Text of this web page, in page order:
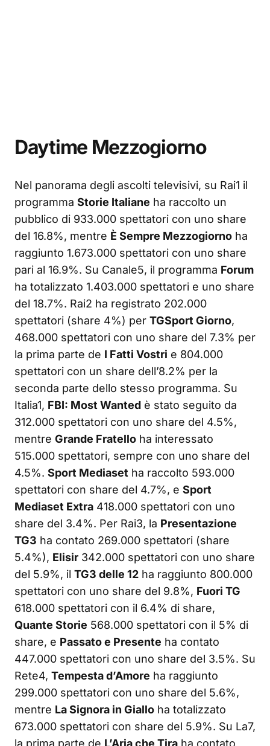
Daytime Mezzogiorno
Nel panorama degli ascolti televisivi, su Rai1 il
programma Storie Italiane ha raccolto un
pubblico di 933.000 spettatori con uno share
del 16.8%, mentre È Sempre Mezzogiorno ha
raggiunto 1.673.000 spettatori con uno share
pari al 16.9%. Su Canale5, il programma Forum
ha totalizzato 1.403.000 spettatori e uno share
del 18.7%. Rai2 ha registrato 202.000
spettatori (share 4%) per TGSport Giorno,
468.000 spettatori con uno share del 7.3% per
la prima parte de I Fatti Vostri e 804.000
spettatori con un share dell’8.2% per la
seconda parte dello stesso programma. Su
Italia1, FBI: Most Wanted è stato seguito da
312.000 spettatori con uno share del 4.5%,
mentre Grande Fratello ha interessato
515.000 spettatori, sempre con uno share del
4.5%. Sport Mediaset ha raccolto 593.000
spettatori con share del 4.7%, e Sport
Mediaset Extra 418.000 spettatori con uno
share del 3.4%. Per Rai3, la Presentazione
TG3 ha contato 269.000 spettatori (share
5.4%), Elisir 342.000 spettatori con uno share
del 5.9%, il TG3 delle 12 ha raggiunto 800.000
spettatori con uno share del 9.8%, Fuori TG
618.000 spettatori con il 6.4% di share,
Quante Storie 568.000 spettatori con il 5% di
share, e Passato e Presente ha contato
447.000 spettatori con uno share del 3.5%. Su
Rete4, Tempesta d’Amore ha raggiunto
299.000 spettatori con uno share del 5.6%,
mentre La Signora in Giallo ha totalizzato
673.000 spettatori con share del 5.9%. Su La7,
la prima parte de L’Aria che Tira ha contato